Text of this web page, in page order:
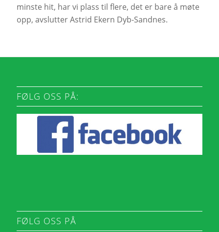
minste hit, har vi plass til flere, det er bare å møte
opp, avslutter Astrid Ekern Dyb-Sandnes.
FØLG OSS PÅ:
FØLG OSS PÅ